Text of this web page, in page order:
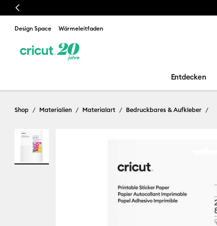
Previous
Design Space Wärmeleitfaden
Entdecken
Shop Materialien Materialart Bedruckbares & Aufkleber